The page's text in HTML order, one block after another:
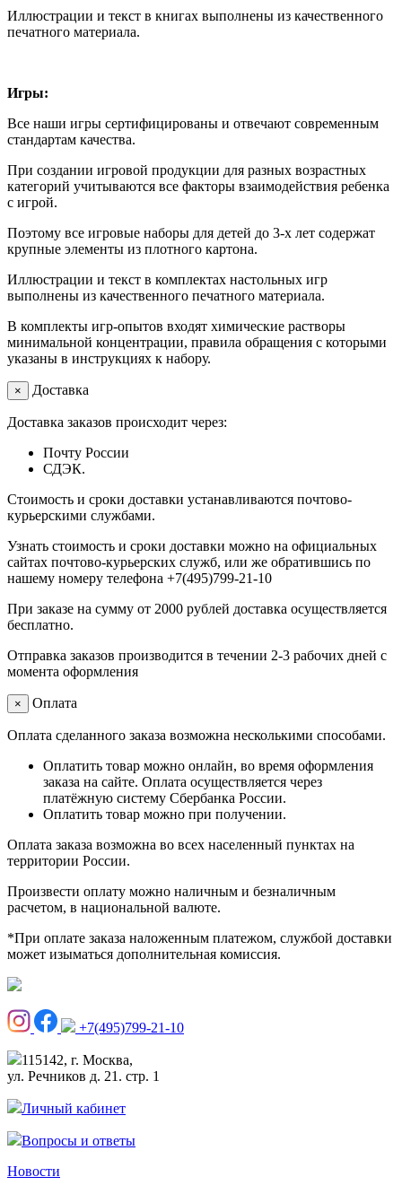
Иллюстрации и текст в книгах выполнены из качественного
печатного материала.
Игры:
Все наши игры сертифицированы и отвечают современным
стандартам качества.
При создании игровой продукции для разных возрастных
категорий учитываются все факторы взаимодействия ребенка
с игрой.
Поэтому все игровые наборы для детей до 3-х лет содержат
крупные элементы из плотного картона.
Иллюстрации и текст в комплектах настольных игр
выполнены из качественного печатного материала.
В комплекты игр-опытов входят химические растворы
минимальной концентрации, правила обращения с которыми
указаны в инструкциях к набору.
× Доставка
Доставка заказов происходит через:
Почту России
СДЭК.
Стоимость и сроки доставки устанавливаются почтово-
курьерскими службами.
Узнать стоимость и сроки доставки можно на официальных
сайтах почтово-курьерских служб, или же обратившись по
нашему номеру телефона +7(495)799-21-10
При заказе на сумму от 2000 рублей доставка осуществляется
бесплатно.
Отправка заказов производится в течении 2-3 рабочих дней с
момента оформления
× Оплата
Оплата сделанного заказа возможна несколькими способами.
Оплатить товар можно онлайн, во время оформления
заказа на сайте. Оплата осуществляется через
платёжную систему Сбербанка России.
Оплатить товар можно при получении.
Оплата заказа возможна во всех населенный пунктах на
территории России.
Произвести оплату можно наличным и безналичным
расчетом, в национальной валюте.
*При оплате заказа наложенным платежом, службой доставки
может изыматься дополнительная комиссия.
+7(495)799-21-10
115142, г. Москва,
ул. Речников д. 21. стр. 1
Личный кабинет
Вопросы и ответы
Новости